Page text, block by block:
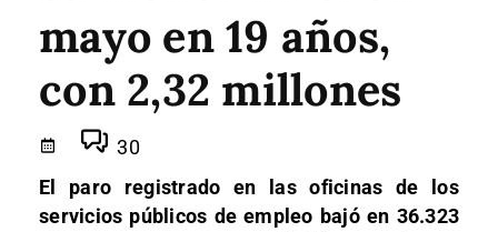
mayo en 19 años,
con 2,32 millones
30
El paro registrado en las oficinas de los
servicios públicos de empleo bajó en 36.323